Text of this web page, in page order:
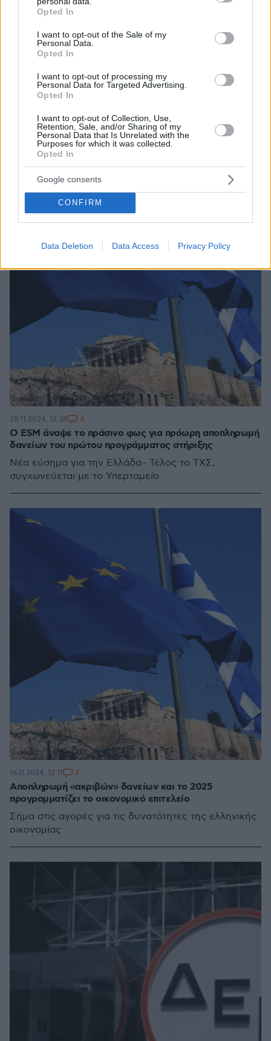
grant or deny consent to Google and its third-party tags to
use your data for below specified purposes in below Google
consent section.
Opted In
I want to opt-out of the Sale of my
Personal Data.
Opted In
I want to opt-out of processing my
Personal Data for Targeted Advertising.
Opted In
I want to opt-out of Collection, Use,
Retention, Sale, and/or Sharing of my
Personal Data that Is Unrelated with the
Purposes for which it was collected.
Opted In
Google consents
CONFIRM
Data Deletion Data Access Privacy Policy
δρόμο για νέες αναβαθμίσεις
Επίδειξη ισχύος σε εποχές κρίσης για αξιοπιστία,
τον προϋπολογισμό
29.11.2024, 09:03
Ο ESM άναψε το πράσινο φως για πρόωρη αποπληρωμή
δανείων του πρώτου προγράμματος στήριξης
Νέα εύσημα για την Ελλάδα - Τέλος το ΤΧΣ,
συγχωνεύεται με το Υπερταμείο
28.11.2024, 12:38 4
Αποπληρωμή «ακριβών» δανείων και το 2025
προγραμματίζει το οικονομικό επιτελείο
Σήμα στις αγορές για τις δυνατότητες της ελληνικής
οικονομίας
16.11.2024, 12:11 2